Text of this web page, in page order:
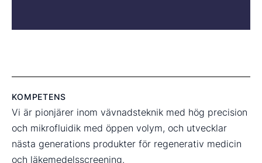
KOMPETENS
Vi är pionjärer inom vävnadsteknik med hög precision
och mikrofluidik med öppen volym, och utvecklar
nästa generations produkter för regenerativ medicin
och läkemedelsscreening.